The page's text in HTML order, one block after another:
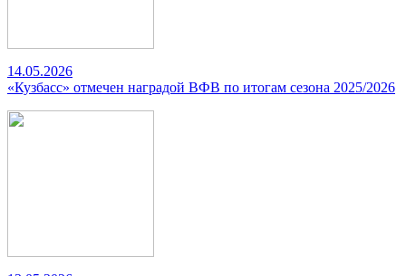
14.05.2026
«Кузбасс» отмечен наградой ВФВ по итогам сезона 2025/2026